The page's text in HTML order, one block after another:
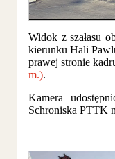
Widok z szałasu
kierunku Hali
prawej stronie
m.).
Kamera
Schroniska PTTK